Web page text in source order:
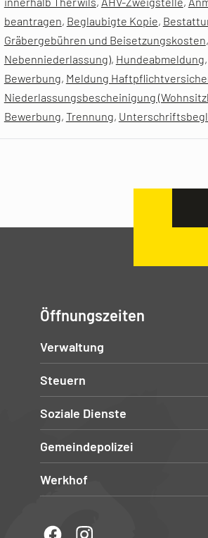
beantragen, Beglaubigte Kopie,
Gräbergebühren und Beisetzungskosten,
Nebenniederlassung), Hundeabmeldung,
Bewerbung, Meldung
Niederlassungsbescheinigung
Bewerbung, Trennung,
Öffnungszeiten
Verwaltung
Steuern
Soziale Dienste
Gemeindepolizei
Werkhof